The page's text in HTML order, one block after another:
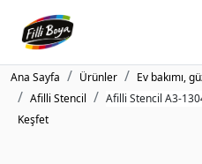
Ana Sayfa Ürünler Ev bakımı,
Afilli Stencil
Keşfet
Afilli Stencil A3-